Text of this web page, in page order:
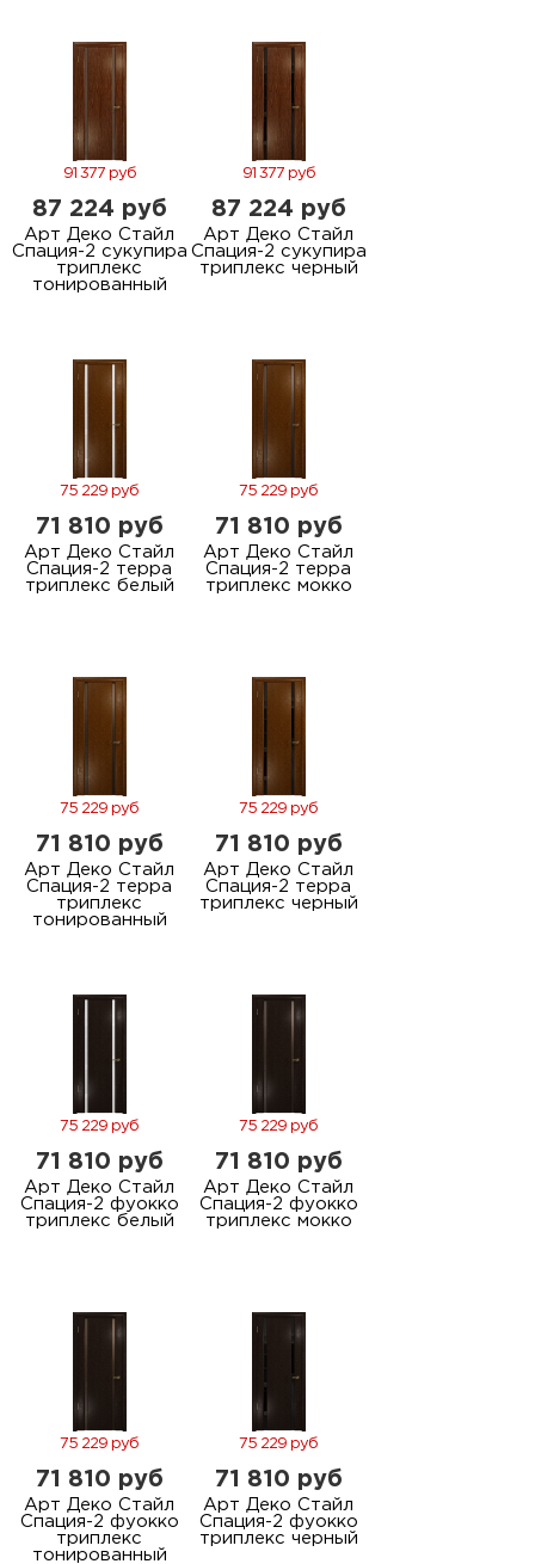
91 377 руб
87 224 руб
Арт Деко Стайл
Спация-2 сукупира
триплекс
тонированный
91 377 руб
87 224 руб
Арт Деко Стайл
Спация-2 сукупира
триплекс черный
75 229 руб
71 810 руб
Арт Деко Стайл
Спация-2 терра
триплекс белый
75 229 руб
71 810 руб
Арт Деко Стайл
Спация-2 терра
триплекс мокко
75 229 руб
71 810 руб
Арт Деко Стайл
Спация-2 терра
триплекс
тонированный
75 229 руб
71 810 руб
Арт Деко Стайл
Спация-2 терра
триплекс черный
75 229 руб
71 810 руб
Арт Деко Стайл
Спация-2 фуокко
триплекс белый
75 229 руб
71 810 руб
Арт Деко Стайл
Спация-2 фуокко
триплекс мокко
75 229 руб
71 810 руб
Арт Деко Стайл
Спация-2 фуокко
триплекс
тонированный
75 229 руб
71 810 руб
Арт Деко Стайл
Спация-2 фуокко
триплекс черный